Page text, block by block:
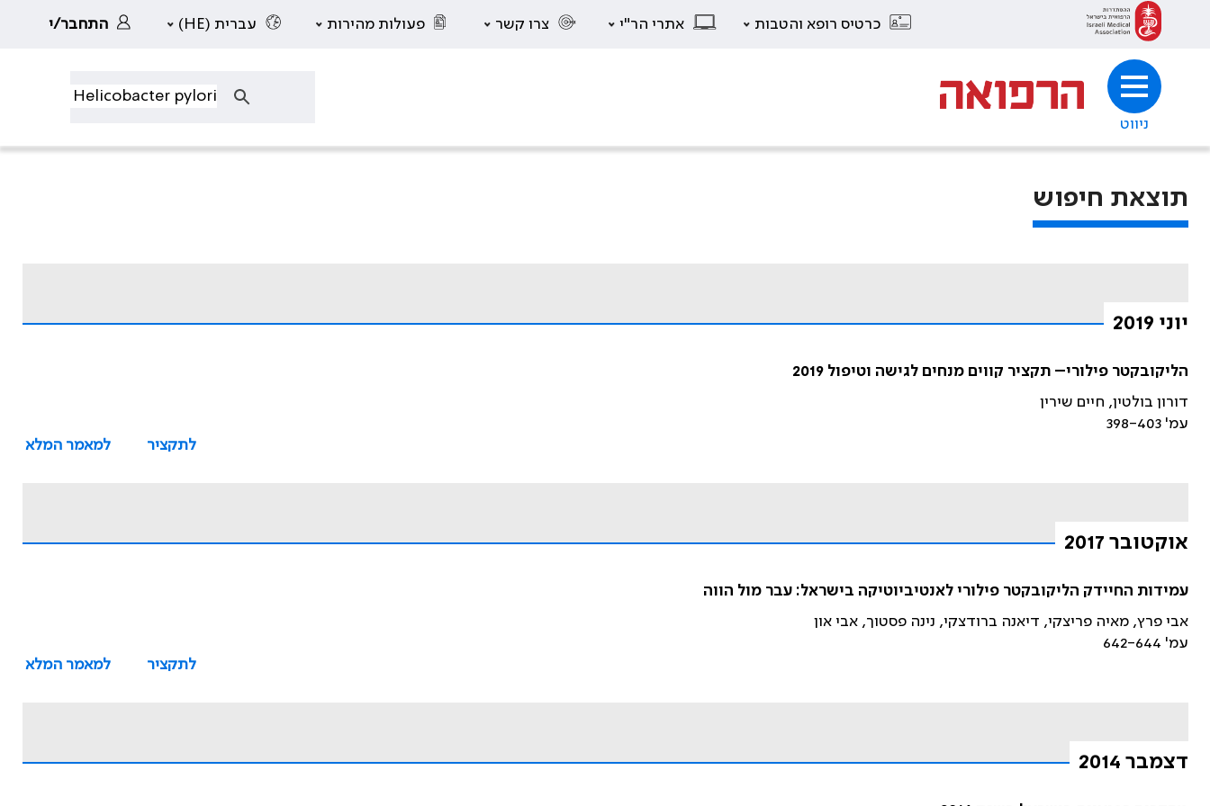
כרטיס רופא והטבות אתרי הר"י צרו קשר פעולות מהירות עברית (HE) התחבר/י
ניווט
תוצאת חיפוש
יוני 2019
הליקובקטר פילורי– תקציר קווים מנחים לגישה וטיפול 2019
דורון בולטין, חיים שירין
עמ' 398-403
לתקציר
למאמר המלא
אוקטובר 2017
עמידות החיידק הליקובקטר פילורי לאנטיביוטיקה בישראל: עבר מול הווה
אבי פרץ, מאיה פריצקי, דיאנה ברודצקי, נינה פסטוך, אבי און
עמ' 642-644
לתקציר
למאמר המלא
דצמבר 2014